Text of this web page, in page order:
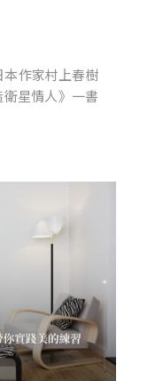
作家村上春樹
星情人》一書